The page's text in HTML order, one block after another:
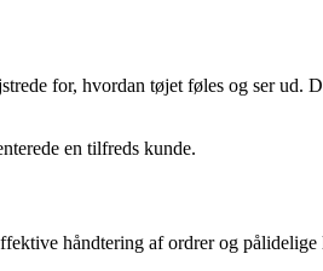
for, hvordan tøjet føles og ser ud.
en tilfreds kunde.
håndtering af ordrer og pålidelige